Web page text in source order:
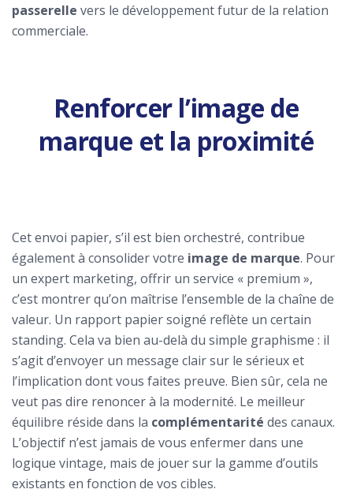
passerelle vers le développement futur de la relation
commerciale.
Renforcer l’image de
marque et la proximité
Cet envoi papier, s’il est bien orchestré, contribue
également à consolider votre image de marque. Pour
un expert marketing, offrir un service « premium »,
c’est montrer qu’on maîtrise l’ensemble de la chaîne de
valeur. Un rapport papier soigné reflète un certain
standing. Cela va bien au-delà du simple graphisme : il
s’agit d’envoyer un message clair sur le sérieux et
l’implication dont vous faites preuve. Bien sûr, cela ne
veut pas dire renoncer à la modernité. Le meilleur
équilibre réside dans la complémentarité des canaux.
L’objectif n’est jamais de vous enfermer dans une
logique vintage, mais de jouer sur la gamme d’outils
existants en fonction de vos cibles.